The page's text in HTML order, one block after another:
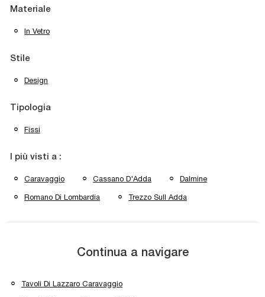
Materiale
In Vetro
Stile
Design
Tipologia
Fissi
I più visti a :
Caravaggio Cassano D'Adda Dalmine
Romano Di Lombardia Trezzo Sull Adda
Continua a navigare
Tavoli Di Lazzaro Caravaggio